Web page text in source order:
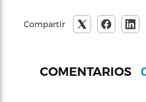
Compartir
COMENTARIOS